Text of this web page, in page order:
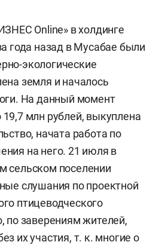
Online» в холдинге
года назад в Мусабае были
экологические
земля и началось
На данный момент
млн рублей, выкуплена
начата работа по
на него. 21 июля в
сельском поселении
слушания по проектной
птицеводческого
по заверениям жителей,
их участия, т. к. многие о